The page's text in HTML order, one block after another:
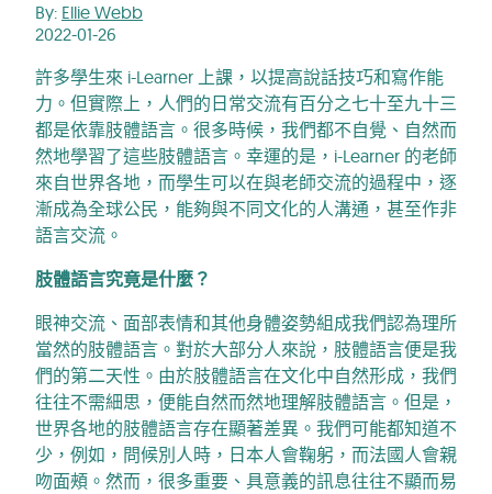
By: Ellie Webb
2022-01-26
許多學生來 i-Learner 上課，以提高說話技巧和寫作能
力。但實際上，人們的日常交流有百分之七十至九十三
都是依靠肢體語言。很多時候，我們都不自覺、自然而
然地學習了這些肢體語言。幸運的是，i-Learner 的老師
來自世界各地，而學生可以在與老師交流的過程中，逐
漸成為全球公民，能夠與不同文化的人溝通，甚至作非
語言交流。
肢體語言究竟是什麼？
眼神交流、面部表情和其他身體姿勢組成我們認為理所
當然的肢體語言。對於大部分人來說，肢體語言便是我
們的第二天性。由於肢體語言在文化中自然形成，我們
往往不需細思，便能自然而然地理解肢體語言。但是，
世界各地的肢體語言存在顯著差異。我們可能都知道不
少，例如，問候別人時，日本人會鞠躬，而法國人會親
吻面頰。然而，很多重要、具意義的訊息往往不顯而易